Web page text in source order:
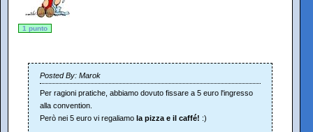
1 punto
Posted By: Marok
Per ragioni pratiche, abbiamo dovuto fissare a 5 euro l'ingresso
alla convention.
Però nei 5 euro vi regaliamo la pizza e il caffé! :)